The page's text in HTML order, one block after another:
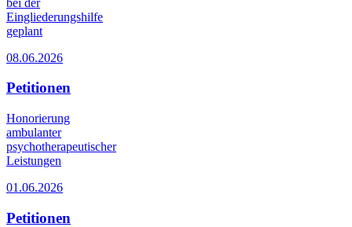
Eingliederungshilfe
geplant
08.06.2026
Petitionen
Honorierung
ambulanter
psychotherapeutischer
Leistungen
01.06.2026
Petitionen